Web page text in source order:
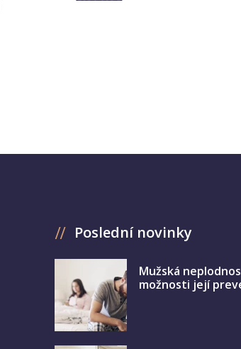
Poslední novinky
Mužská
možnosti její